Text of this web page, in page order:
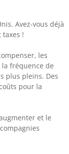
Avez-vous déjà
!
les
fréquence de
plus pleins. Des
pour la
et le